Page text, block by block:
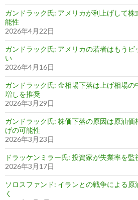
ガンドラック氏: アメリカが利上げして
能性
2026年4月22日
ガンドラック氏: アメリカの若者はもう
い
2026年4月16日
ガンドラック氏: 金相場下落は上げ相場
増しを推奨
2026年3月29日
ガンドラック氏: 株価下落の原因は原油
げの可能性
2026年3月23日
ドラッケンミラー氏: 投資家が失業率を監
2026年3月17日
ソロスファンド: イランとの戦争による
く